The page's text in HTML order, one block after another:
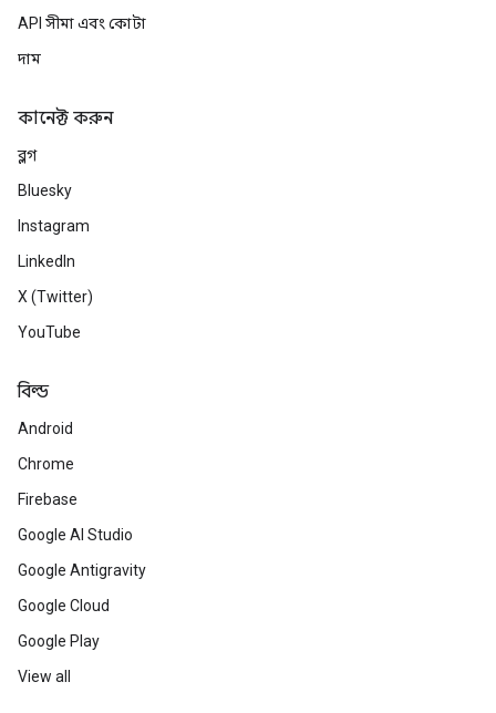
API সীমা এবং কোটা
দাম
কানেক্ট করুন
ব্লগ
Bluesky
Instagram
LinkedIn
X (Twitter)
YouTube
বিল্ড
Android
Chrome
Firebase
Google AI Studio
Google Antigravity
Google Cloud
Google Play
View all